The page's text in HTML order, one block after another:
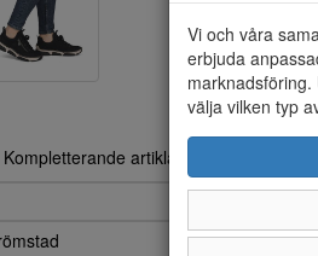
Kompletterande artiklar
Vi och våra
erbjuda
välja vilken typ